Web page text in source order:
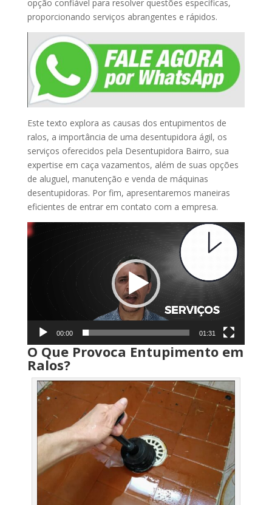
opção confiável para resolver questões específicas,
proporcionando serviços abrangentes e rápidos.
Este texto explora as causas dos entupimentos de
ralos, a importância de uma desentupidora ágil, os
serviços oferecidos pela Desentupidora Bairro, sua
expertise em caça vazamentos, além de suas opções
de aluguel, manutenção e venda de máquinas
desentupidoras. Por fim, apresentaremos maneiras
eficientes de entrar em contato com a empresa.
Tocador
00:00 01:31
O Que Provoca Entupimento em
Ralos?